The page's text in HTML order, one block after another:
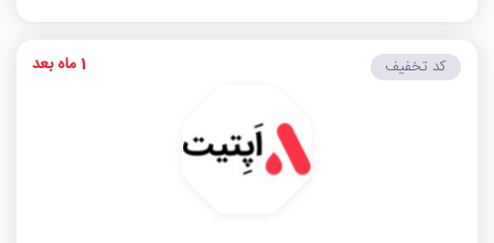
کد تخفیف 1 ماه بعد